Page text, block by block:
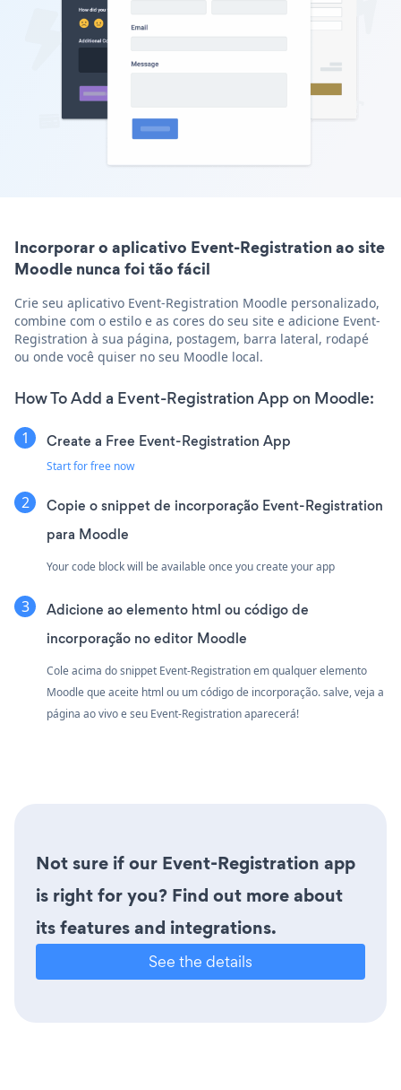
Incorporar o aplicativo Event-Registration ao site
Moodle nunca foi tão fácil
Crie seu aplicativo Event-Registration Moodle personalizado,
combine com o estilo e as cores do seu site e adicione Event-
Registration à sua página, postagem, barra lateral, rodapé
ou onde você quiser no seu Moodle local.
How To Add a Event-Registration App on Moodle:
Create a Free Event-Registration App
Start for free now
Copie o snippet de incorporação Event-Registration
para Moodle
Your code block will be available once you create your app
Adicione ao elemento html ou código de
incorporação no editor Moodle
Cole acima do snippet Event-Registration em qualquer elemento
Moodle que aceite html ou um código de incorporação. salve, veja a
página ao vivo e seu Event-Registration aparecerá!
Not sure if our Event-Registration app
is right for you? Find out more about
its features and integrations.
See the details